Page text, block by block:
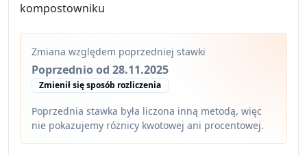
kompostowniku
Zmiana względem poprzedniej stawki
Poprzednio od 28.11.2025
Zmienił się sposób rozliczenia
Poprzednia stawka była liczona inną metodą, więc
nie pokazujemy różnicy kwotowej ani procentowej.